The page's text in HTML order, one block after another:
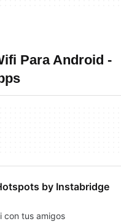
Para Android -
by Instabridge
con tus amigos